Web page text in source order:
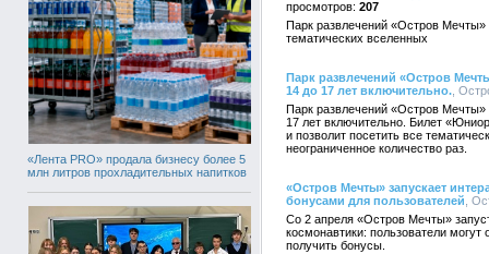
«Лента PRO» продала бизнесу более 5
млн литров прохладительных напитков
207
Парк развлечений «Остров
тематических вселенных
Парк развлечений «Остров
14 до 17 лет включительно. ,
Парк развлечений «Остров Мечты»
17 лет включительно. Билет
и позволит посетить все
неограниченное количество раз.
«Остров Мечты» запускает
бонусами для пользователей ,
Со 2 апреля «Остров Мечты»
космонавтики: пользователи
получить бонусы.